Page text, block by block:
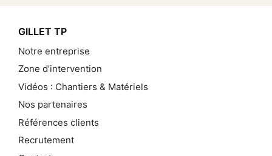
GILLET TP
Notre entreprise
Zone d’intervention
Vidéos : Chantiers & Matériels
Nos partenaires
Références clients
Recrutement